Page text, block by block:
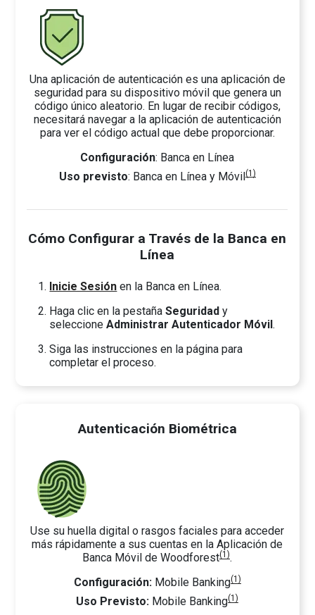
Una aplicación de autenticación es una aplicación de
seguridad para su dispositivo móvil que genera un
código único aleatorio. En lugar de recibir códigos,
necesitará navegar a la aplicación de autenticación
para ver el código actual que debe proporcionar.
Configuración: Banca en Línea
Uso previsto: Banca en Línea y Móvil(1)
Cómo Configurar a Través de la Banca en
Línea
Inicie Sesión en la Banca en Línea.
Haga clic en la pestaña Seguridad y
seleccioneAdministrar Autenticador Móvil.
Siga las instrucciones en la página para
completar el proceso.
Autenticación Biométrica
Use su huella digital o rasgos faciales para acceder
más rápidamente a sus cuentas en la Aplicación de
Banca Móvil de Woodforest(1).
Configuración:Mobile Banking(1)
Uso Previsto: Mobile Banking(1)